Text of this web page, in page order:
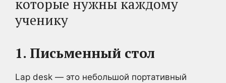
которые нужны каждому
ученику
1. Письменный стол
Lap desk — это небольшой портативный